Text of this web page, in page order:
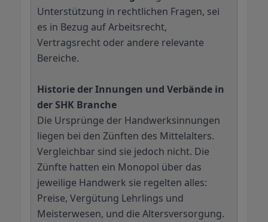
Unterstützung in rechtlichen Fragen, sei
es in Bezug auf Arbeitsrecht,
Vertragsrecht oder andere relevante
Bereiche.
Historie der Innungen und Verbände in
der SHK Branche
Die Ursprünge der Handwerksinnungen
liegen bei den Zünften des Mittelalters.
Vergleichbar sind sie jedoch nicht. Die
Zünfte hatten ein Monopol über das
jeweilige Handwerk sie regelten alles:
Preise, Vergütung Lehrlings und
Meisterwesen, und die Altersversorgung.